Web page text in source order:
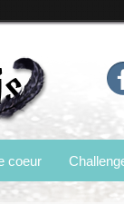
coeur